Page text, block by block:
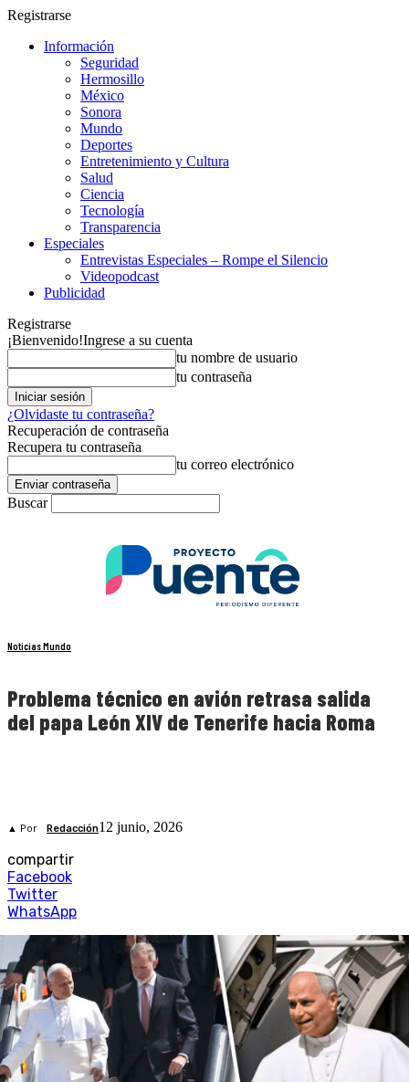
Registrarse
Información
Seguridad
Hermosillo
México
Sonora
Mundo
Deportes
Entretenimiento y Cultura
Salud
Ciencia
Tecnología
Transparencia
Especiales
Entrevistas Especiales – Rompe el Silencio
Videopodcast
Publicidad
Registrarse
¡Bienvenido!Ingrese a su cuenta
tu nombre de usuario
tu contraseña
¿Olvidaste tu contraseña?
Recuperación de contraseña
Recupera tu contraseña
tu correo electrónico
Buscar
Noticias Mundo
Problema técnico en avión retrasa salida
del papa León XIV de Tenerife hacia Roma
▲ Por Redacción12 junio, 2026
compartir
Facebook
Twitter
WhatsApp